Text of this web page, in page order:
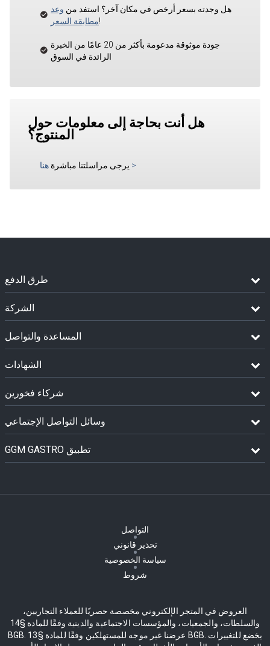
هل وجدته بسعر أرخص في مكان آخر؟ استفد من وعد
مطابقة السعر!
جودة موثوقة مدعومة بأكثر من 20 عامًا من الخبرة
الرائدة في السوق
هل أنت بحاجة إلى معلومات حول
المنتوج؟
يرجى مراسلتنا مباشرة هنا >
طرق الدفع
الشركة
المساعدة والتواصل
الشهادات
شركاء فخورين
وسائل التواصل الإجتماعي
GGM GASTRO تطبيق
التواصل
تحذير قانوني
سياسة الخصوصية
شروط
العروض في المتجر الإلكتروني مخصصة حصريًا للعملاء التجاريين،
والسلطات، والجمعيات، والمؤسسات الاجتماعية والدينية وفقًا للمادة §14
BGB. عرضنا غير موجه للمستهلكين وفقًا للمادة §13 BGB. يخضع للتغييرات